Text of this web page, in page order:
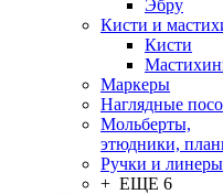
Эбру
Кисти и
Кисти
Маркеры
Наглядные
Мольберты,
этюдники,
Ручки и линеры
+ ЕЩЕ 6